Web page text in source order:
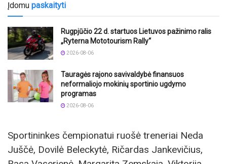
Įdomu paskaityti
Rugpjūčio 22 d. startuos Lietuvos pažinimo ralis
„Ryterna Mototourism Rally“
2026-08-06
Tauragės rajono savivaldybė finansuos
neformaliojo mokinių sportinio ugdymo
programas
2026-08-06
Sportininkes čempionatui ruošė treneriai Neda
Juščė, Dovilė Beleckytė, Ričardas Jankevičius,